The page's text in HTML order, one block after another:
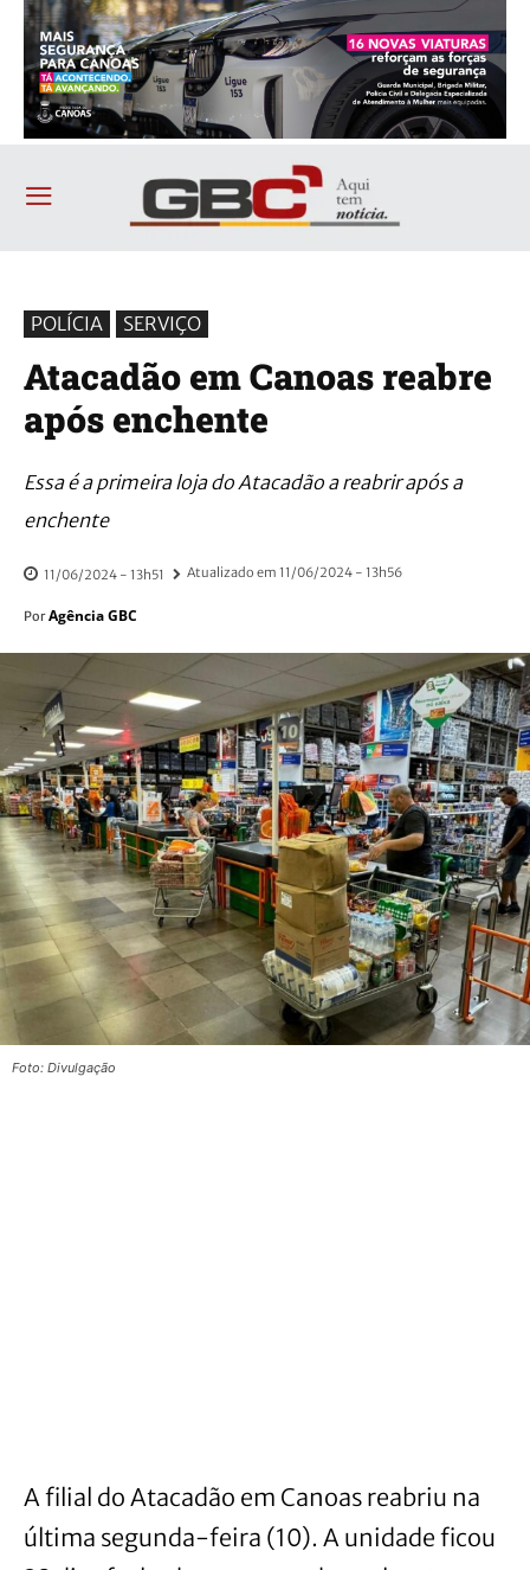
POLÍCIA SERVIÇO
Atacadão em Canoas reabre
após enchente
Essa é a primeira loja do Atacadão a reabrir após a
enchente
11/06/2024 - 13h51 Atualizado em 11/06/2024 - 13h56
Por Agência GBC
Foto: Divulgação
A filial do Atacadão em Canoas reabriu na
última segunda-feira (10). A unidade ficou